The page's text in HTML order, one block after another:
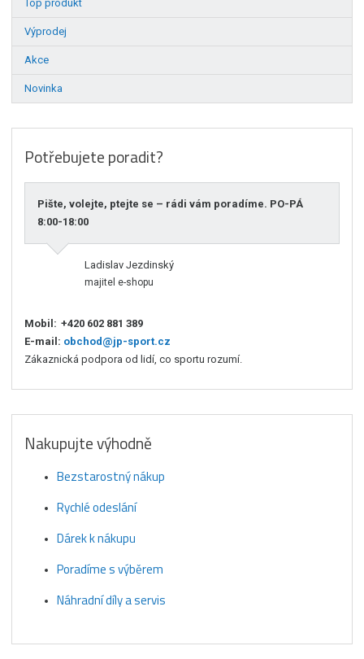
Top produkt
Výprodej
Akce
Novinka
Potřebujete poradit?
Pište, volejte, ptejte se – rádi vám poradíme. PO-PÁ
8:00-18:00
Ladislav Jezdinský
majitel e-shopu
Mobil: +420 602 881 389
E-mail: obchod@jp-sport.cz
Zákaznická podpora od lidí, co sportu rozumí.
Nakupujte výhodně
Bezstarostný nákup
Rychlé odeslání
Dárek k nákupu
Poradíme s výběrem
Náhradní díly a servis